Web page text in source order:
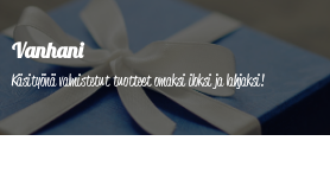
Vanhani
Käsityönä valmistetut tuotteet omaksi iloksi ja lahjaksi!